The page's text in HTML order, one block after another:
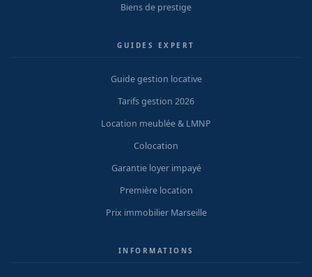
Biens de prestige
GUIDES EXPERT
Guide gestion locative
Tarifs gestion 2026
Location meublée & LMNP
Colocation
Garantie loyer impayé
Première location
Prix immobilier Marseille
INFORMATIONS